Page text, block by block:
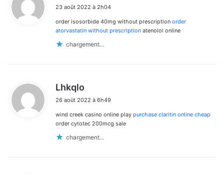
t
:
23 août 2022 à 2h04
order isosorbide 40mg without prescription order
atorvastatin without prescription atenolol online
chargement…
Lhkqlo
t
:
26 août 2022 à 6h49
wind creek casino online play purchase claritin online cheap
order cytotec 200mcg sale
chargement…